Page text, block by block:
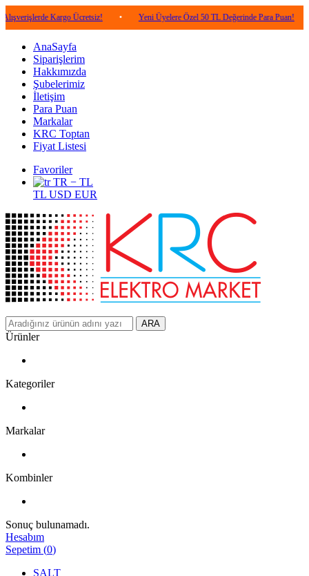
Kargo Ücretsiz! • Yeni Üyelere Özel 50 TL Değerinde Para Puan! •
AnaSayfa
Siparişlerim
Hakkımızda
Şubelerimiz
İletişim
Para Puan
Markalar
KRC Toptan
Fiyat Listesi
Favoriler
TR − TL
TL USD EUR
ARA
Ürünler
Kategoriler
Markalar
Kombinler
Sonuç bulunamadı.
Hesabım
Sepetim (0)
ŞALT